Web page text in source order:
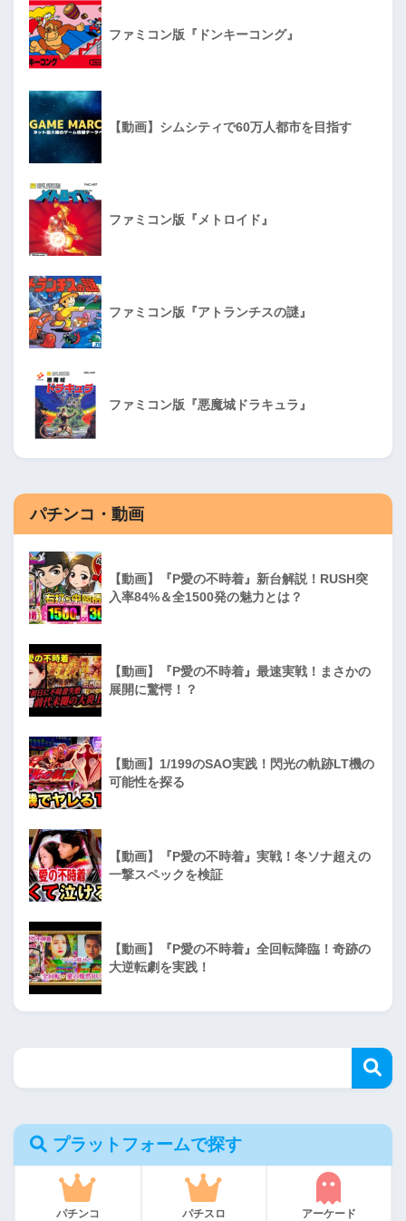
ファミコン版『ドンキーコング』
【動画】シムシティで60万人都市を目指す
ファミコン版『メトロイド』
ファミコン版『アトランチスの謎』
ファミコン版『悪魔城ドラキュラ』
パチンコ・動画
【動画】『P愛の不時着』新台解説！RUSH突
入率84%＆全1500発の魅力とは？
【動画】『P愛の不時着』最速実戦！まさかの
展開に驚愕！？
【動画】1/199のSAO実践！閃光の軌跡LT機の
可能性を探る
【動画】『P愛の不時着』実戦！冬ソナ超えの
一撃スペックを検証
【動画】『P愛の不時着』全回転降臨！奇跡の
大逆転劇を実践！
プラットフォームで探す
パチンコ パチスロ アーケード